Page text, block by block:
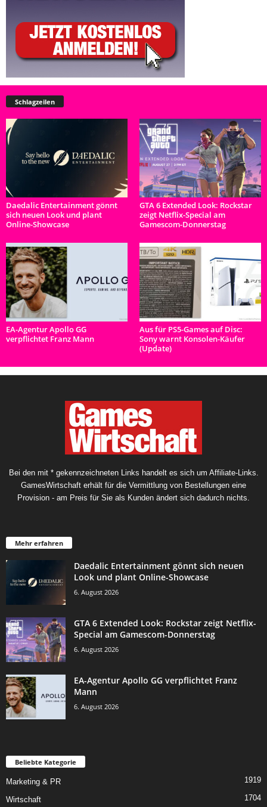
Schlagzeilen
Daedalic Entertainment gönnt
sich neuen Look und plant
Online-Showcase
GTA 6 Extended Look: Rockstar
zeigt Netflix-Special am
Gamescom-Donnerstag
EA-Agentur Apollo GG
verpflichtet Franz Mann
Aus für PS5-Games auf Disc:
Sony warnt Konsolen-Käufer
(Update)
Bei den mit * gekennzeichneten Links handelt es sich um Affiliate-Links.
GamesWirtschaft erhält für die Vermittlung von Bestellungen eine
Provision - am Preis für Sie als Kunden ändert sich dadurch nichts.
Mehr erfahren
Daedalic Entertainment gönnt sich neuen
Look und plant Online-Showcase
6. August 2026
GTA 6 Extended Look: Rockstar zeigt Netflix-
Special am Gamescom-Donnerstag
6. August 2026
EA-Agentur Apollo GG verpflichtet Franz
Mann
6. August 2026
Beliebte Kategorie
Marketing & PR 1919
Wirtschaft 1704